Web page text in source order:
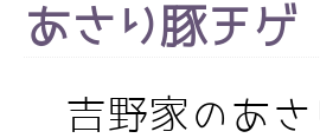
あさり豚チゲ
吉野家のあ